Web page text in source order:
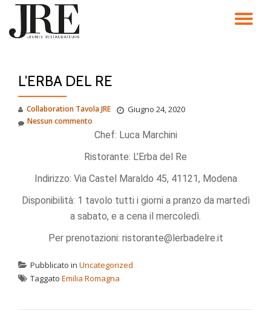
Passa
L’ERBA DEL RE
Collaboration Tavola JRE Giugno 24, 2020
Nessun commento
Chef: Luca Marchini
Ristorante: L’Erba del Re
Indirizzo: Via Castel Maraldo 45, 41121, Modena
Disponibilità: 1 tavolo tutti i giorni a pranzo da martedì
a sabato, e a cena il mercoledì.
Per prenotazioni: ristorante@lerbadelre.it
Pubblicato in Uncategorized
Taggato Emilia Romagna